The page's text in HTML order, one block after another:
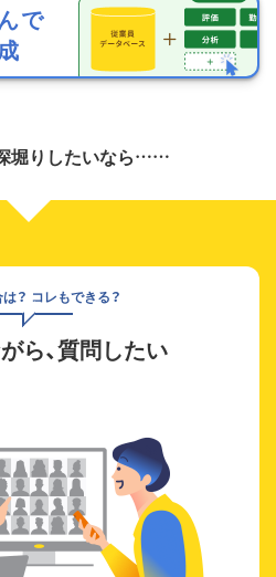
で
堀りしたいなら……
？ コレもできる？
ら、質問したい